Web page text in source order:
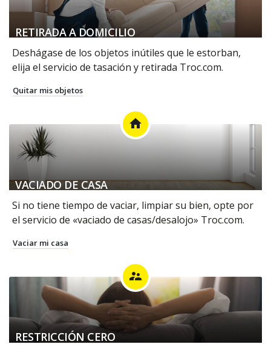
RETIRADA A DOMICILIO
Deshágase de los objetos inútiles que le estorban,
elija el servicio de tasación y retirada Troc.com.
Quitar mis objetos
home
VACIADO DE CASA
Si no tiene tiempo de vaciar, limpiar su bien, opte por
el servicio de «vaciado de casas/desalojo» Troc.com.
Vaciar mi casa
supervisor_account
RESTRICCIÓN CERO